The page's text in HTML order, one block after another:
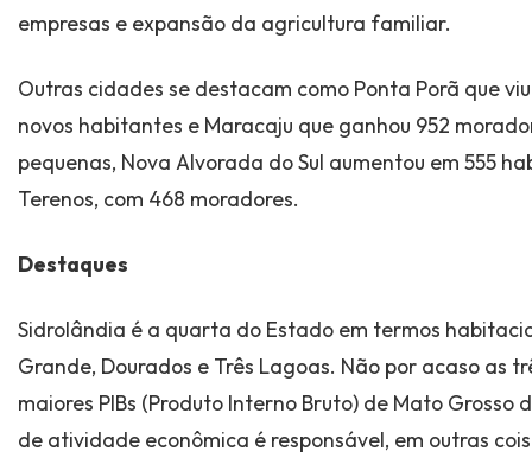
empresas e expansão da agricultura familiar.
Outras cidades se destacam como Ponta Porã que
novos habitantes e Maracaju que ganhou 952
pequenas, Nova Alvorada do Sul aumentou em 555
Terenos, com 468 moradores.
Destaques
Sidrolândia é a quarta do Estado em termos
Grande, Dourados e Três Lagoas. Não por acaso as
maiores PIBs (Produto Interno Bruto) de Mato Grosso
de atividade econômica é responsável, em outras